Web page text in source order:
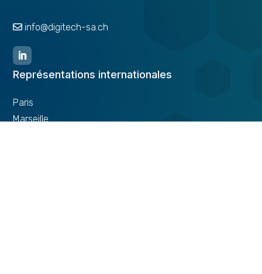
info@digitech-sa.ch​
Représentations internationales
Paris
Marseille